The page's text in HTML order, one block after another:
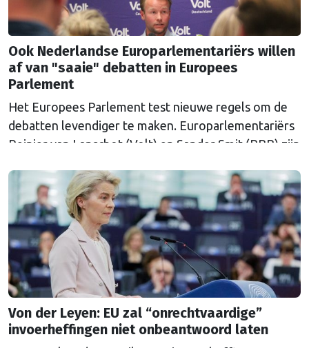
Ook Nederlandse Europarlementariërs willen
af van "saaie" debatten in Europees
Parlement
Het Europees Parlement test nieuwe regels om de
debatten levendiger te maken. Europarlementariërs
Reinier van Lanschot (Volt) en Sander Smit (BBB) zijn
Von der Leyen: EU zal “onrechtvaardige”
invoerheffingen niet onbeantwoord laten